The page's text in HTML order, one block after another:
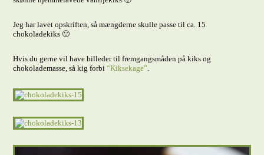
Jeg har lavet opskriften, så mængderne skulle passe til ca. 15
chokoladekiks 🙂
Hvis du gerne vil have billeder til fremgangsmåden på kiks og
chokolademasse, så kig forbi“Kiksekage”.